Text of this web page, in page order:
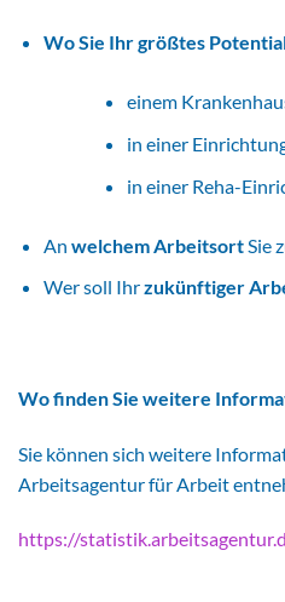
Wo Sie Ihr größtes
einem
in einer
in einer Reha-
An welchem ArbeitsortSie
Wer soll Ihrzukünftiger
Wo finden Sie weitere
Sie können sich weitere
Arbeitsagentur für Arbeit
https://